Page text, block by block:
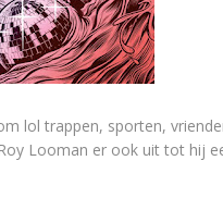
lol trappen, sporten,
Looman er ook uit tot hij